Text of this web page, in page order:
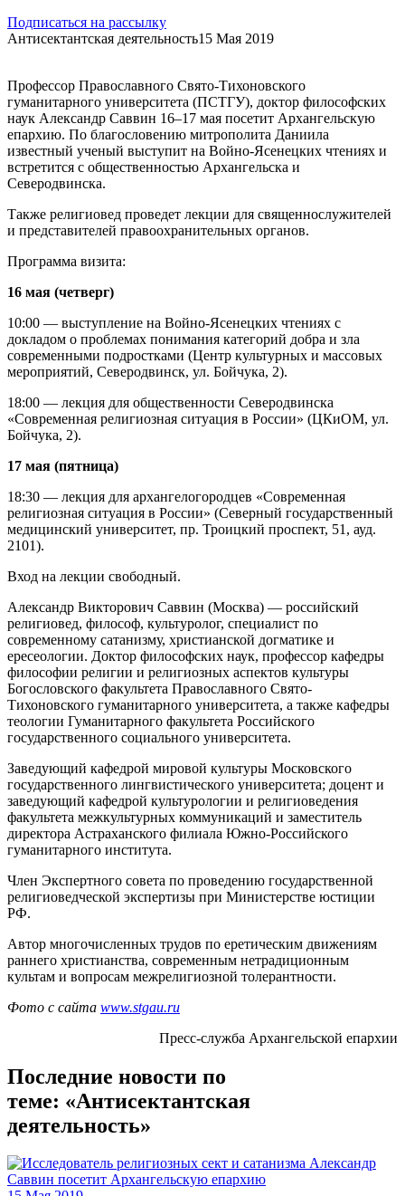
Подписаться на рассылку
Антисектантская деятельность15 Мая 2019
Профессор Православного Свято-Тихоновского
гуманитарного университета (ПСТГУ), доктор философских
наук Александр Саввин 16–17 мая посетит Архангельскую
епархию. По благословению митрополита Даниила
известный ученый выступит на Войно-Ясенецких чтениях и
встретится с общественностью Архангельска и
Северодвинска.
Также религиовед проведет лекции для священнослужителей
и представителей правоохранительных органов.
Программа визита:
16 мая (четверг)
10:00 — выступление на Войно-Ясенецких чтениях с
докладом о проблемах понимания категорий добра и зла
современными подростками (Центр культурных и массовых
мероприятий, Северодвинск, ул. Бойчука, 2).
18:00 — лекция для общественности Северодвинска
«Современная религиозная ситуация в России» (ЦКиОМ, ул.
Бойчука, 2).
17 мая (пятница)
18:30 — лекция для архангелогородцев «Современная
религиозная ситуация в России» (Северный государственный
медицинский университет, пр. Троицкий проспект, 51, ауд.
2101).
Вход на лекции свободный.
Александр Викторович Саввин (Москва) — российский
религиовед, философ, культуролог, специалист по
современному сатанизму, христианской догматике и
ересеологии. Доктор философских наук, профессор кафедры
философии религии и религиозных аспектов культуры
Богословского факультета Православного Свято-
Тихоновского гуманитарного университета, а также кафедры
теологии Гуманитарного факультета Российского
государственного социального университета.
Заведующий кафедрой мировой культуры Московского
государственного лингвистического университета; доцент и
заведующий кафедрой культурологии и религиоведения
факультета межкультурных коммуникаций и заместитель
директора Астраханского филиала Южно-Российского
гуманитарного института.
Член Экспертного совета по проведению государственной
религиоведческой экспертизы при Министерстве юстиции
РФ.
Автор многочисленных трудов по еретическим движениям
раннего христианства, современным нетрадиционным
культам и вопросам межрелигиозной толерантности.
Фото с сайта www.stgau.ru
Пресс-служба Архангельской епархии
Последние новости по
теме: «Антисектантская
деятельность»